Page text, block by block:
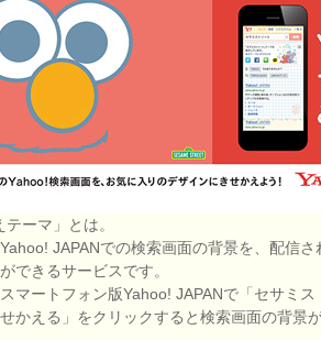
テーマ」とは。
JAPANでの検索画面の背景を、配信さ
できるサービスです。
マートフォン版Yahoo! JAPANで「セサミス
せかえる」をクリックすると検索画面の背景